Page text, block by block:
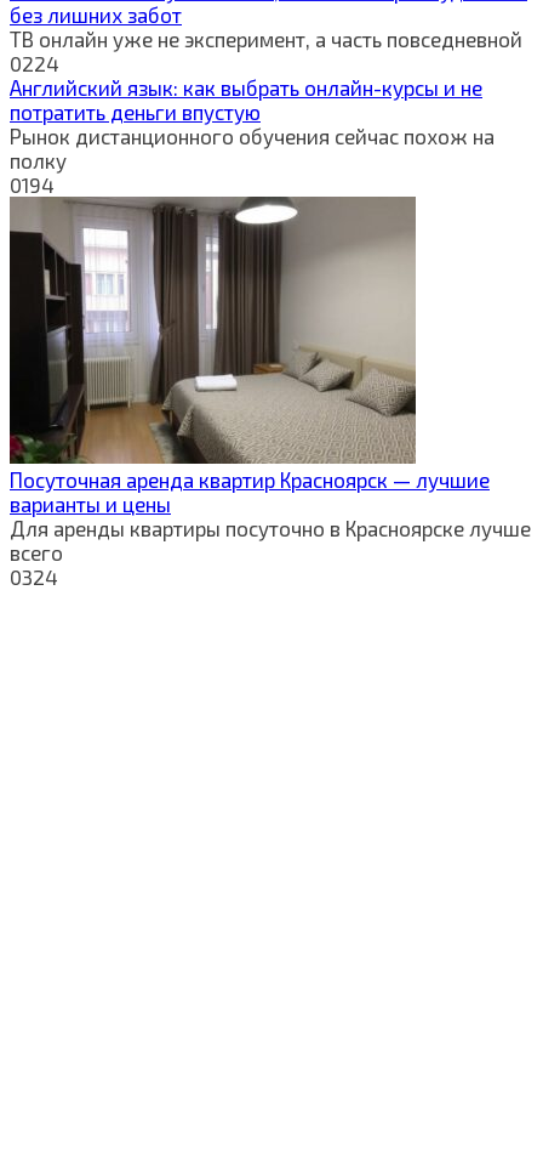
без лишних забот
ТВ онлайн уже не эксперимент, а часть повседневной
0224
Английский язык: как выбрать онлайн-курсы и не
потратить деньги впустую
Рынок дистанционного обучения сейчас похож на
полку
0194
Посуточная аренда квартир Красноярск — лучшие
варианты и цены
Для аренды квартиры посуточно в Красноярске лучше
всего
0324